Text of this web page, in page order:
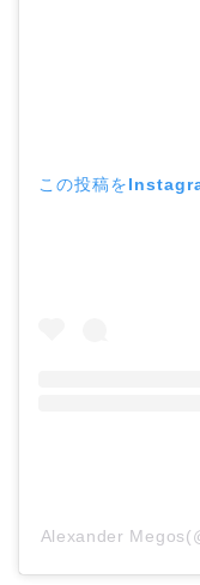
この投稿を
Alexander